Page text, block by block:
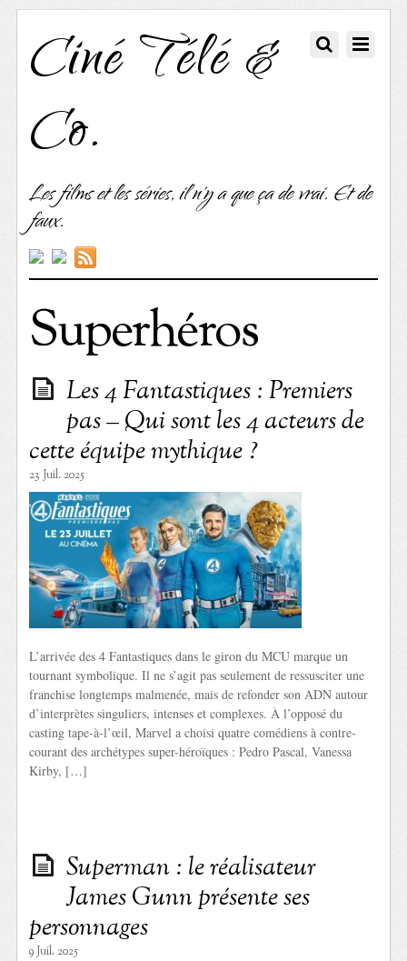
Ciné Télé &
Co.
Les films et les séries, il n'y a que ça de vrai. Et de
faux.
Superhéros
Les 4 Fantastiques : Premiers
pas – Qui sont les 4 acteurs de
cette équipe mythique ?
23 Juil. 2025
L’arrivée des 4 Fantastiques dans le giron du MCU marque un
tournant symbolique. Il ne s’agit pas seulement de ressusciter une
franchise longtemps malmenée, mais de refonder son ADN autour
d’interprètes singuliers, intenses et complexes. À l’opposé du
casting tape-à-l’œil, Marvel a choisi quatre comédiens à contre-
courant des archétypes super-héroïques : Pedro Pascal, Vanessa
Kirby, […]
Superman : le réalisateur
James Gunn présente ses
personnages
9 Juil. 2025